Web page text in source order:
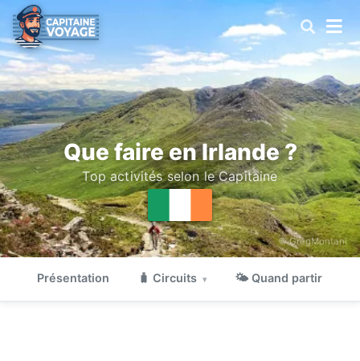
Que faire en Irlande ?
Top activités selon le Capitaine
© GregMontani
Présentation 🧳 Circuits ▾ 🌤 Quand partir